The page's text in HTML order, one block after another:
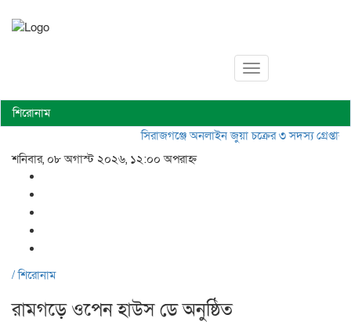
Toggle
শিরোনাম
সিরাজগঞ্জে অনলাইন জুয়া চক্রের ৩ সদস্য গ্রেপ্তার,
শনিবার, ০৮ অগাস্ট ২০২৬, ১২:০০ অপরাহ্ন
/শিরোনাম
রামগড়ে ওপেন হাউস ডে অনুষ্ঠিত